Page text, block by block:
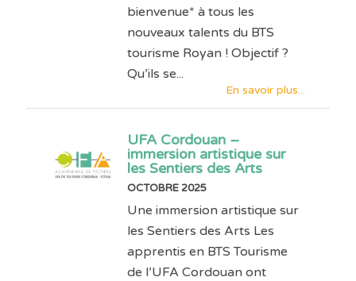
bienvenue* à tous les
nouveaux talents du BTS
tourisme Royan ! Objectif ?
Qu’ils se...
En savoir plus...
UFA Cordouan –
immersion artistique sur
les Sentiers des Arts
OCTOBRE 2025
Une immersion artistique sur
les Sentiers des Arts Les
apprentis en BTS Tourisme
de l’UFA Cordouan ont